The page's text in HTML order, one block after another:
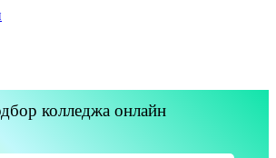
колледжа онлайн